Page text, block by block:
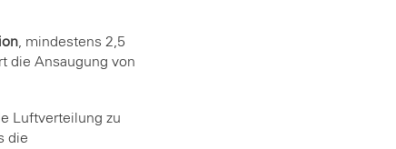
, mindestens 2,5
die Ansaugung von
Luftverteilung zu
die